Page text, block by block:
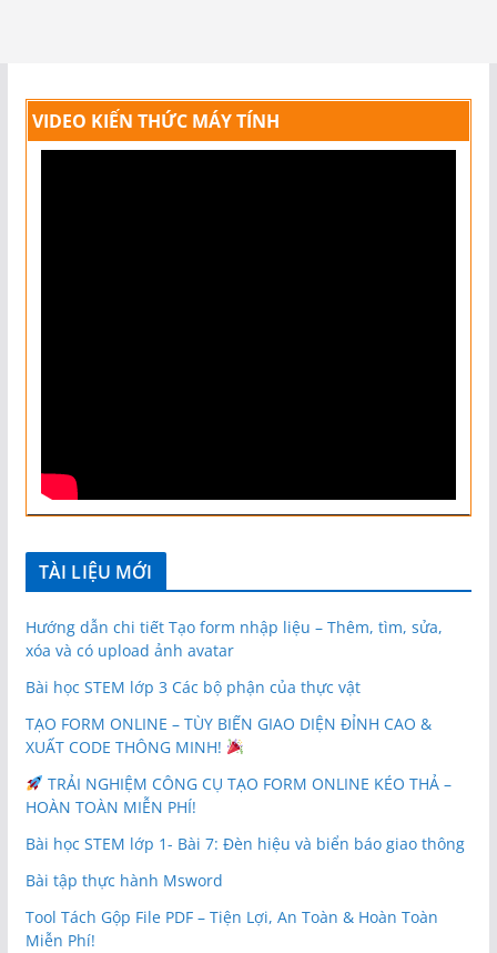
VIDEO KIẾN THỨC MÁY TÍNH
TÀI LIỆU MỚI
Hướng dẫn chi tiết Tạo form nhập liệu – Thêm, tìm, sửa,
xóa và có upload ảnh avatar
Bài học STEM lớp 3 Các bộ phận của thực vật
TẠO FORM ONLINE – TÙY BIẾN GIAO DIỆN ĐỈNH CAO &
XUẤT CODE THÔNG MINH!
TRẢI NGHIỆM CÔNG CỤ TẠO FORM ONLINE KÉO THẢ –
HOÀN TOÀN MIỄN PHÍ!
Bài học STEM lớp 1- Bài 7: Đèn hiệu và biển báo giao thông
Bài tập thực hành Msword
Tool Tách Gộp File PDF – Tiện Lợi, An Toàn & Hoàn Toàn
Miễn Phí!